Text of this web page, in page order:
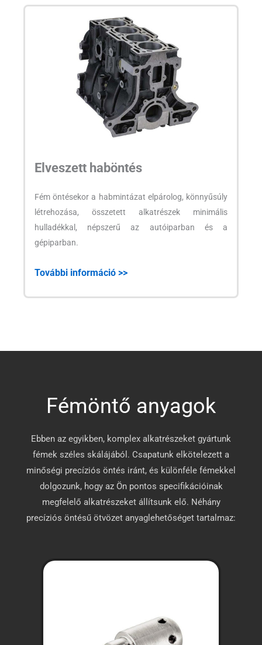
Elveszett haböntés
Fém öntésekor a habmintázat elpárolog, könnyűsúly
létrehozása, összetett alkatrészek minimális
hulladékkal, népszerű az autóiparban és a
gépiparban.
További információ >>
Fémöntő anyagok
Ebben az egyikben, komplex alkatrészeket gyártunk
fémek széles skálájából. Csapatunk elkötelezett a
minőségi precíziós öntés iránt, és különféle fémekkel
dolgozunk, hogy az Ön pontos specifikációinak
megfelelő alkatrészeket állítsunk elő. Néhány
precíziós öntésű ötvözet anyaglehetőséget tartalmaz: